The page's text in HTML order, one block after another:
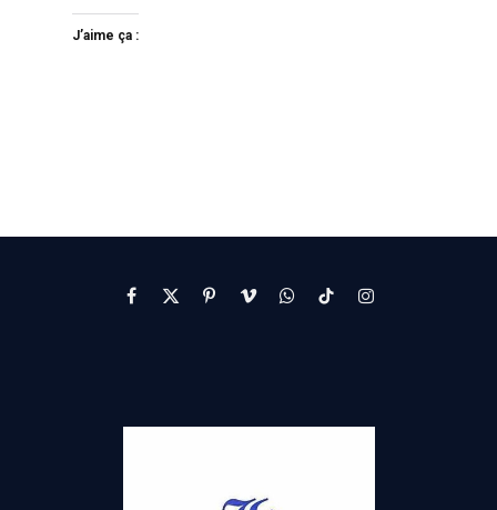
J’aime ça :
Facebook
X
PinterestVimeoWhatsApp
TikTokInstagram